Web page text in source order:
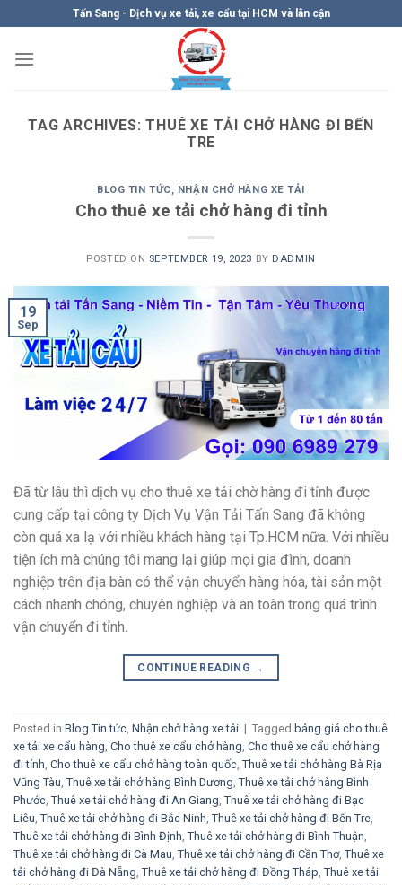
content
Tấn Sang - Dịch vụ xe tải, xe cẩu tại HCM và lân cận
TAG ARCHIVES:THUÊ XE TẢI CHỞ HÀNG ĐI BẾN
TRE
BLOG TIN TỨC, NHẬN CHỞ HÀNG XE TẢI
Cho thuê xe tải chở hàng đi tỉnh
POSTED ON SEPTEMBER 19, 2023 BY DADMIN
19
Sep
Đã từ lâu thì dịch vụ cho thuê xe tải chờ hàng đi tỉnh được
cung cấp tại công ty Dịch Vụ Vận Tải Tấn Sang đã không
còn quá xa lạ với nhiều khách hàng tại Tp.HCM nữa. Với nhiều
tiện ích mà chúng tôi mang lại giúp mọi gia đình, doanh
nghiệp trên địa bàn có thể vận chuyển hàng hóa, tài sản một
cách nhanh chóng, chuyên nghiệp và an toàn trong quá trình
vận chuyển đi tỉnh.
CONTINUE READING →
Posted in Blog Tin tức, Nhận chở hàng xe tải | Tagged bảng giá cho thuê
xe tải xe cẩu hàng, Cho thuê xe cẩu chở hàng, Cho thuê xe cẩu chở hàng
đi tỉnh, Cho thuê xe cẩu chở hàng toàn quốc, Thuê xe tải chở hàng Bà Rịa
Vũng Tàu, Thuê xe tải chở hàng Bình Dương, Thuê xe tải chở hàng Bình
Phước, Thuê xe tải chở hàng đi An Giang, Thuê xe tải chở hàng đi Bạc
Liêu, Thuê xe tải chở hàng đi Bắc Ninh, Thuê xe tải chở hàng đi Bến Tre,
Thuê xe tải chở hàng đi Bình Định, Thuê xe tải chở hàng đi Bình Thuận,
Thuê xe tải chở hàng đi Cà Mau, Thuê xe tải chở hàng đi Cần Thơ, Thuê xe
tải chở hàng đi Đà Nẵng, Thuê xe tải chở hàng đi Đồng Tháp, Thuê xe tải